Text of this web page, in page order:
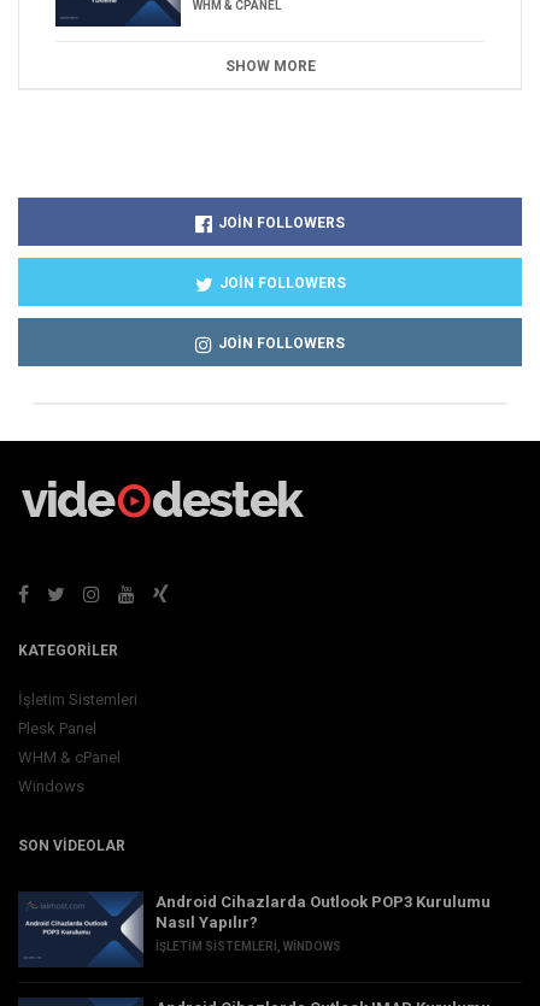
WHM & CPANEL
SHOW MORE
JOIN FOLLOWERS
JOIN FOLLOWERS
JOIN FOLLOWERS
KATEGORILER
İşletim Sistemleri
Plesk Panel
WHM & cPanel
Windows
SON VIDEOLAR
Android Cihazlarda Outlook POP3 Kurulumu
Nasıl Yapılır?
İŞLETIM SISTEMLERI WINDOWS